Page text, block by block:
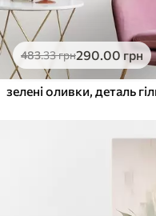
483.33грн290.00 грн